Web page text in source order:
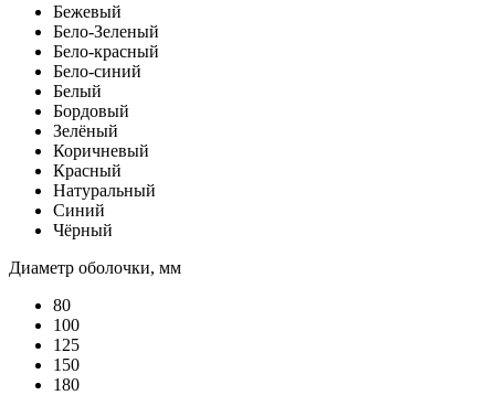
Бежевый
Бело-Зеленый
Бело-красный
Бело-синий
Белый
Бордовый
Зелёный
Коричневый
Красный
Натуральный
Синий
Чёрный
Диаметр оболочки, мм
80
100
125
150
180